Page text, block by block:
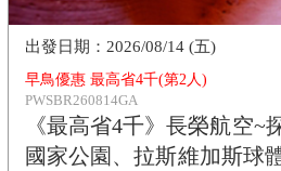
早鳥優惠 最高省4千(第2人)
PWSBR260814GA
《最高省4千》長榮航空~
國家公園、拉斯維加斯球
2026/08/14 (五)